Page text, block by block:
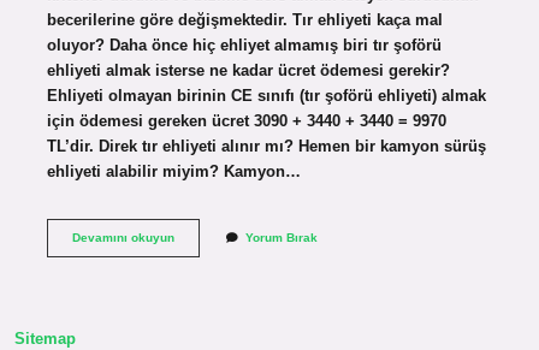
becerilerine göre değişmektedir. Tır ehliyeti kaça mal
oluyor? Daha önce hiç ehliyet almamış biri tır şoförü
ehliyeti almak isterse ne kadar ücret ödemesi gerekir?
Ehliyeti olmayan birinin CE sınıfı (tır şoförü ehliyeti) almak
için ödemesi gereken ücret 3090 + 3440 + 3440 = 9970
TL’dir. Direk tır ehliyeti alınır mı? Hemen bir kamyon sürüş
ehliyeti alabilir miyim? Kamyon…
Devamını okuyunTır
Yorum Bırak
Sitemap